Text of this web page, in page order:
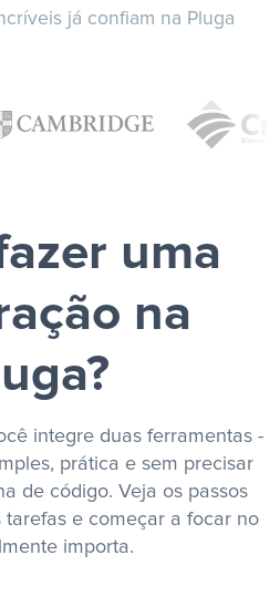
já confiam na Pluga
uma
na
integre duas ferramentas -
prática e sem precisar
de código. Veja os passos
e começar a focar no
importa.